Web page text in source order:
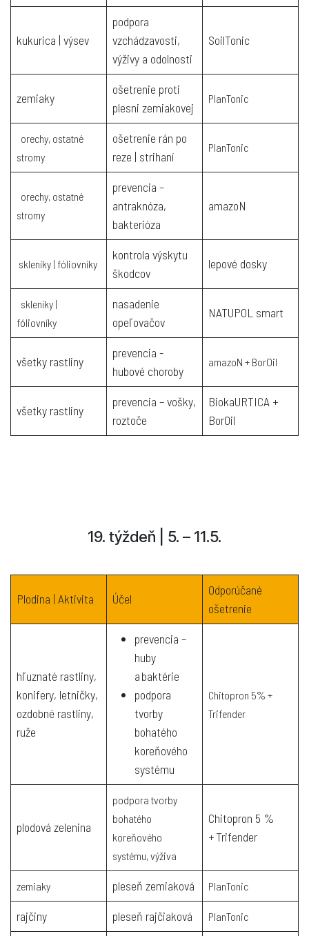
kukurica | výsev
podpora
vzchádzavosti,
výživy a odolnosti
SoilTonic
zemiaky
ošetrenie proti
plesni zemiakovej
PlanTonic
orechy, ostatné
stromy
ošetrenie rán po
reze | strihaní
PlanTonic
orechy, ostatné
stromy
prevencia –
antraknóza,
bakterióza
amazoN
skleníky | fóliovníky
kontrola výskytu
škodcov
lepové dosky
skleníky |
fóliovníky
nasadenie
opeľovačov
NATUPOL smart
všetky rastliny
prevencia -
hubové choroby
amazoN + BorOil
všetky rastliny
prevencia – vošky,
roztoče
BiokaURTICA +
BorOil
19. týždeň | 5. – 11.5.
Plodina | Aktivita Účel
Odporúčané
ošetrenie
hľuznaté rastliny,
konifery, letničky,
ozdobné rastliny,
ruže
prevencia –
huby
a baktérie
podpora
tvorby
bohatého
koreňového
systému
Chitopron 5% +
Trifender
plodová zelenina
podpora tvorby
bohatého
koreňového
systému, výživa
Chitopron 5 %
+ Trifender
zemiaky pleseň zemiaková PlanTonic
rajčiny pleseň rajčiaková PlanTonic​